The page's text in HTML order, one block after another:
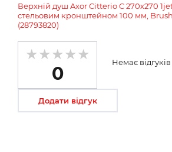
Верхній душ Axor Citterio C 270х270
стельовим кронштейном 100 мм,
(28793820)
0
Немає
Додати відгук